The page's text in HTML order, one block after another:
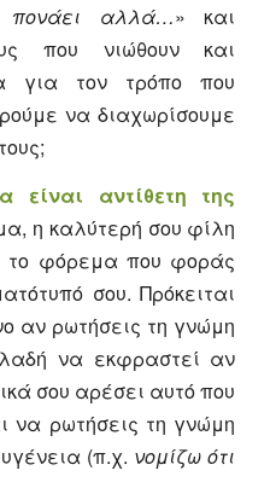
αλλά…» και
που νιώθουν και
για τον τρόπο που
να διαχωρίσουμε
είναι αντίθετη της
η καλύτερή σου φίλη
το φόρεμα που φοράς
σου. Πρόκειται
αν ρωτήσεις τη γνώμη
να εκφραστεί αν
σου αρέσει αυτό που
να ρωτήσεις τη γνώμη
(π.χ. νομίζω ότι